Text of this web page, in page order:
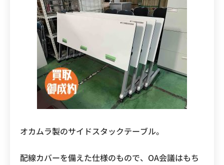
オカムラ製のサイドスタックテーブル。
配線カバーを備えた仕様のもので、OA会議はもち